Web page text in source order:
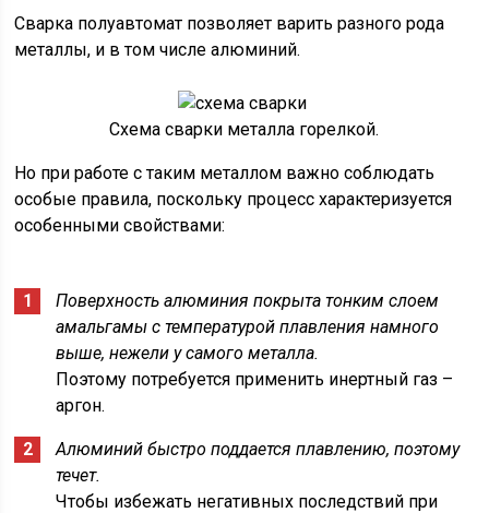
Сварка полуавтомат позволяет варить разного рода
металлы, и в том числе алюминий.
Схема сварки металла горелкой.
Но при работе с таким металлом важно соблюдать
особые правила, поскольку процесс характеризуется
особенными свойствами:
Поверхность алюминия покрыта тонким слоем
амальгамы с температурой плавления намного
выше, нежели у самого металла.
Поэтому потребуется применить инертный газ –
аргон.
Алюминий быстро поддается плавлению, поэтому
течет.
Чтобы избежать негативных последствий при